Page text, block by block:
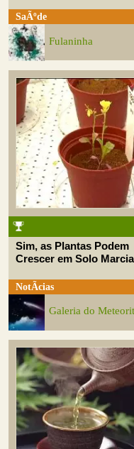
SaÃºde
Fulaninha
Sim, as Plantas Podem
Crescer em Solo
NotÃ­cias
Galeria do